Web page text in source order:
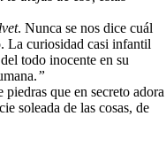
. Nunca se nos dice cuál
La curiosidad casi infantil
todo inocente en su
”
que en secreto adora
soleada de las cosas, de